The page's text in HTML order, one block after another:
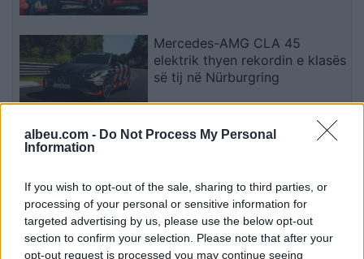
albeu.com - Do Not Process My Personal
Information
If you wish to opt-out of the sale, sharing to third parties, or
processing of your personal or sensitive information for
targeted advertising by us, please use the below opt-out
section to confirm your selection. Please note that after your
opt-out request is processed you may continue seeing
Mercedes-AMG CLA 45
elektrik thyen rekordin e klasës
së tij në Nürburgring
Teleskopi më i fuqishëm diellor